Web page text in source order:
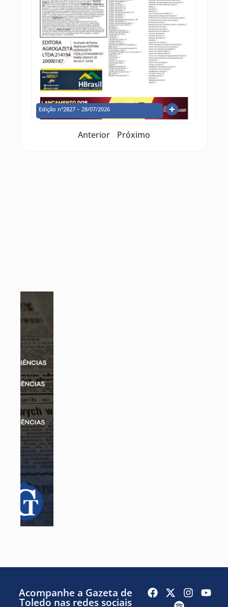
Edição nº2827 – 28/07/2026
Anterior Próximo
Acompanhe a Gazeta de
Toledo nas redes sociais